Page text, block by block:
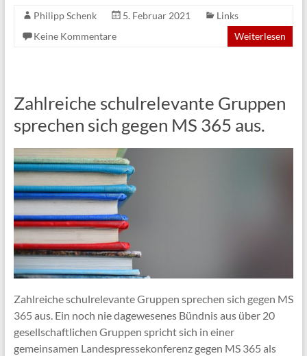
Philipp Schenk 5. Februar 2021
Links
Keine Kommentare
Weiterlesen
Zahlreiche schulrelevante Gruppen
sprechen sich gegen MS 365 aus.
Zahlreiche schulrelevante Gruppen sprechen sich gegen MS
365 aus. Ein noch nie dagewesenes Bündnis aus über 20
gesellschaftlichen Gruppen spricht sich in einer
gemeinsamen Landespressekonferenz gegen MS 365 als